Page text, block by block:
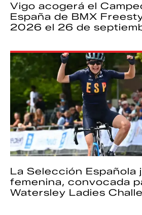
Vigo acogerá el
España de BMX
2026 el 26 de
La Selección Española
femenina, convocada
Watersley Ladies